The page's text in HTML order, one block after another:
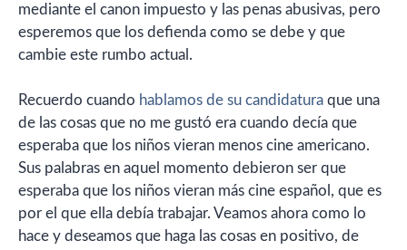
mediante el canon impuesto y las penas abusivas, pero
esperemos que los defienda como se debe y que
cambie este rumbo actual.
Recuerdo cuando hablamos de su candidatura que una
de las cosas que no me gustó era cuando decía que
esperaba que los niños vieran menos cine americano.
Sus palabras en aquel momento debieron ser que
esperaba que los niños vieran más cine español, que es
por el que ella debía trabajar. Veamos ahora como lo
hace y deseamos que haga las cosas en positivo, de